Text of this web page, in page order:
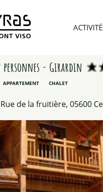
mon voyage
personnes - Girardin
APPARTEMENT CHALET
de la fruitière, 05600